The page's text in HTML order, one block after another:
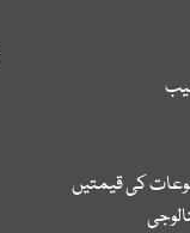
کی قیمتیں